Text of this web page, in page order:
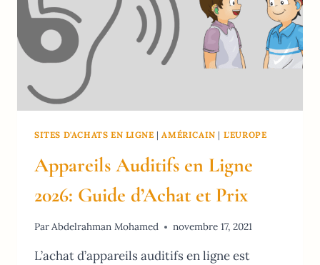
SITES D'ACHATS EN LIGNE |AMÉRICAIN | L'EUROPE
Appareils Auditifs en Ligne
2026: Guide d’Achat et Prix
ParAbdelrahman Mohamed novembre 17, 2021
L’achat d’appareils auditifs en ligne est